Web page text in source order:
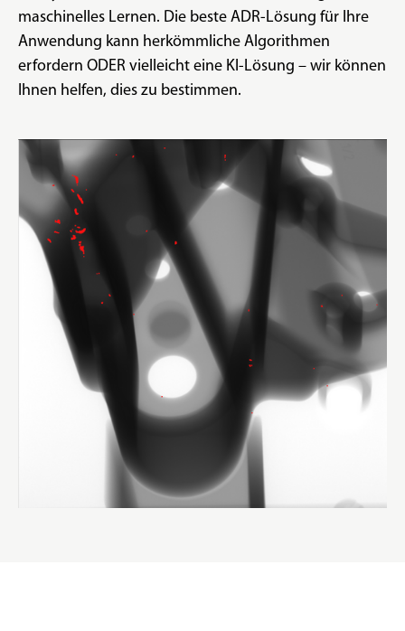
maschinelles Lernen. Die beste ADR-Lösung für Ihre
Anwendung kann herkömmliche Algorithmen
erfordern ODER vielleicht eine KI-Lösung – wir können
Ihnen helfen, dies zu bestimmen.